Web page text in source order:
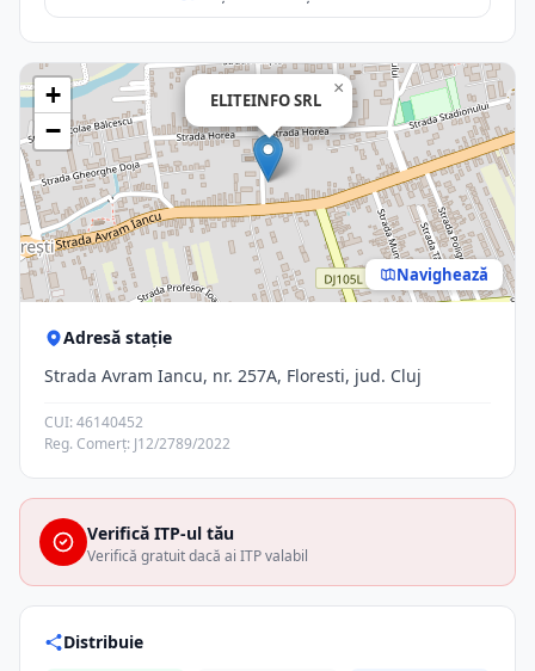
ELITEINFO SRL
×
+
−
Navighează
Adresă stație
Strada Avram Iancu, nr. 257A, Floresti, jud. Cluj
CUI: 46140452
Reg. Comerț: J12/2789/2022
Verifică ITP-ul tău
Verifică gratuit dacă ai ITP valabil
Distribuie